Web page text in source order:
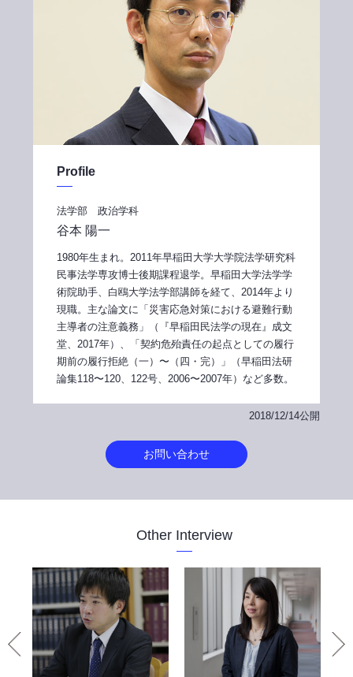
Profile
法学部 政治学科
谷本 陽一
1980年生まれ。2011年早稲田大学大学院法学研究科
民事法学専攻博士後期課程退学。早稲田大学法学学
術院助手、白鴎大学法学部講師を経て、2014年より
現職。主な論文に「災害応急対策における避難行動
主導者の注意義務」（『早稲田民法学の現在』成文
堂、2017年）、「契約危殆責任の起点としての履行
期前の履行拒絶（一）〜（四・完）」（早稲田法研
論集118〜120、122号、2006〜2007年）など多数。
2018/12/14公開
お問い合わせ
Other Interview